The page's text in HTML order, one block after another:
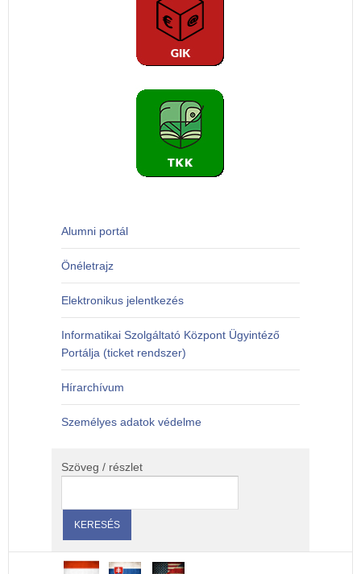
Alumni portál
Önéletrajz
Elektronikus jelentkezés
Informatikai Szolgáltató Központ Ügyintéző
Portálja (ticket rendszer)
Hírarchívum
Személyes adatok védelme
Szöveg / részlet